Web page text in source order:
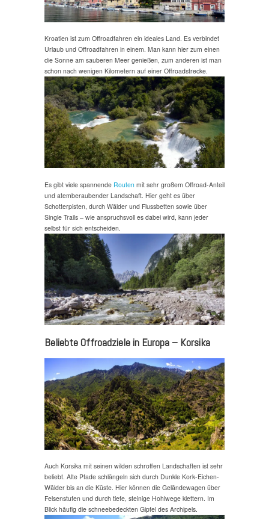
Kroatien ist zum Offroadfahren ein ideales Land. Es verbindet
Urlaub und Offroadfahren in einem. Man kann hier zum einen
die Sonne am sauberen Meer genießen, zum anderen ist man
schon nach wenigen Kilometern auf einer Offroadstrecke.
Es gibt viele spannende Routen mit sehr großem Offroad-Anteil
und atemberaubender Landschaft. Hier geht es über
Schotterpisten, durch Wälder und Flussbetten sowie über
Single Trails – wie anspruchsvoll es dabei wird, kann jeder
selbst für sich entscheiden.
Beliebte Offroadziele in Europa – Korsika
Auch Korsika mit seinen wilden schroffen Landschaften ist sehr
beliebt. Alte Pfade schlängeln sich durch Dunkle Kork-Eichen-
Wälder bis an die Küste. Hier können die Geländewagen über
Felsenstufen und durch tiefe, steinige Hohlwege klettern. Im
Blick häufig die schneebedeckten Gipfel des Archipels.